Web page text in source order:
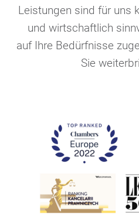
Leistungen sind für uns
und wirtschaftlich
auf Ihre Bedürfnisse
Sie